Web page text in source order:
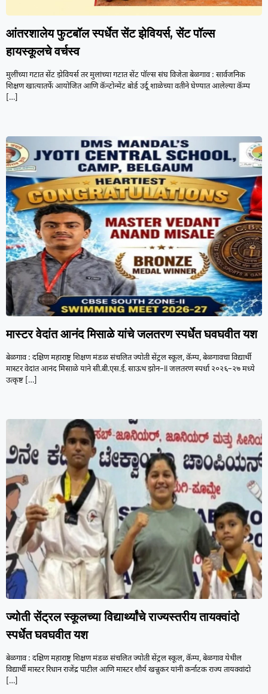
आंतरशालेय फुटबॉल स्पर्धेत सेंट झेवियर्स, सेंट पॉल्स
हायस्कूलचे वर्चस्व
मुलींच्या गटात सेंट झेवियर्स तर मुलांच्या गटात सेंट पॉल्स संघ विजेता बेळगाव : सार्वजनिक
शिक्षण खात्यातर्फे आयोजित आणि कॅन्टोन्मेंट बोर्ड उर्दू शाळेच्या वतीने घेण्यात आलेल्या कॅम्प
[…]
मास्टर वेदांत आनंद मिसाळे यांचे जलतरण स्पर्धेत घवघवीत यश
बेळगाव : दक्षिण महाराष्ट्र शिक्षण मंडळ संचलित ज्योती सेंट्रल स्कूल, कॅम्प, बेळगावचा विद्यार्थी
मास्टर वेदांत आनंद मिसाळे याने सी.बी.एस.ई. साऊथ झोन–II जलतरण स्पर्धा २०२६–२७ मध्ये
उत्कृष्ट […]
ज्योती सेंट्रल स्कूलच्या विद्यार्थ्यांचे राज्यस्तरीय तायक्वांदो
स्पर्धेत घवघवीत यश
बेळगाव : दक्षिण महाराष्ट्र शिक्षण मंडळ संचलित ज्योती सेंट्रल स्कूल, कॅम्प, बेळगाव येथील
विद्यार्थी मास्टर रिधान राजेंद्र पाटील आणि मास्टर शौर्य खन्नुकर यांनी कर्नाटक राज्य तायक्वांदो
[…]